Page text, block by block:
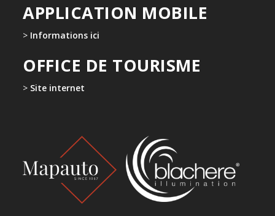
APPLICATION MOBILE
> Informations ici
OFFICE DE TOURISME
> Site internet